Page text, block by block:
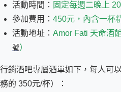
活動時間： 固定每週二晚上
參加費用： 450元，內含一杯
活動地址： Amor Fati 天命酒
號）
行銷酒吧專屬酒單如下，每人可
務的 350元/杯）：